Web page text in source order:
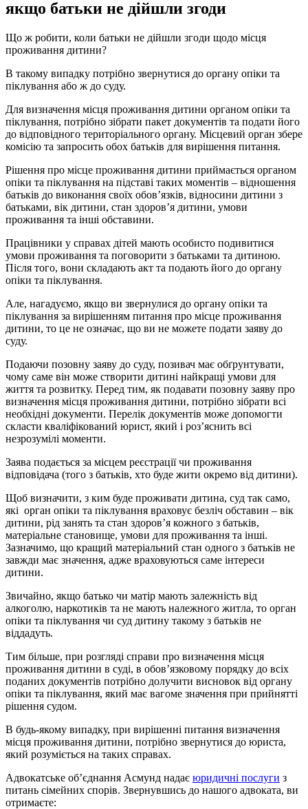
якщо батьки не дійшли згоди
Що ж робити, коли батьки не дійшли згоди щодо місця
проживання дитини?
В такому випадку потрібно звернутися до органу опіки та
піклування або ж до суду.
Для визначення місця проживання дитини органом опіки та
піклування, потрібно зібрати пакет документів та подати його
до відповідного територіального органу. Місцевий орган збере
комісію та запросить обох батьків для вирішення питання.
Рішення про місце проживання дитини приймається органом
опіки та піклування на підставі таких моментів – відношення
батьків до виконання своїх обов’язків, відносини дитини з
батьками, вік дитини, стан здоров’я дитини, умови
проживання та інші обставини.
Працівники у справах дітей мають особисто подивитися
умови проживання та поговорити з батьками та дитиною.
Після того, вони складають акт та подають його до органу
опіки та піклування.
Але, нагадуємо, якщо ви звернулися до органу опіки та
піклування за вирішенням питання про місце проживання
дитини, то це не означає, що ви не можете подати заяву до
суду.
Подаючи позовну заяву до суду, позивач має обґрунтувати,
чому саме він може створити дитині найкращі умови для
життя та розвитку. Перед тим, як подавати позовну заяву про
визначення місця проживання дитини, потрібно зібрати всі
необхідні документи. Перелік документів може допомогти
скласти кваліфікований юрист, який і роз’яснить всі
незрозумілі моменти.
Заява подається за місцем реєстрації чи проживання
відповідача (того з батьків, хто буде жити окремо від дитини).
Щоб визначити, з ким буде проживати дитина, суд так само,
які орган опіки та піклування враховує безліч обставин – вік
дитини, рід занять та стан здоров’я кожного з батьків,
матеріальне становище, умови для проживання та інші.
Зазначимо, що кращий матеріальний стан одного з батьків не
завжди має значення, адже враховуються саме інтереси
дитини.
Звичайно, якщо батько чи матір мають залежність від
алкоголю, наркотиків та не мають належного житла, то орган
опіки та піклування чи суд дитину такому з батьків не
віддадуть.
Тим більше, при розгляді справи про визначення місця
проживання дитини в суді, в обов’язковому порядку до всіх
поданих документів потрібно долучити висновок від органу
опіки та піклування, який має вагоме значення при прийнятті
рішення судом.
В будь-якому випадку, при вирішенні питання визначення
місця проживання дитини, потрібно звернутися до юриста,
який розуміється на таких справах.
Адвокатське об’єднання Асмунд надає юридичні послуги з
питань сімейних спорів. Звернувшись до нашого адвоката, ви
отримаєте: